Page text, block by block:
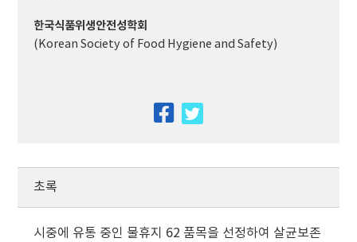
한국식품위생안전성학회
(Korean Society of Food Hygiene and Safety)
facebook
초록
시중에 유통 중인 물휴지 62 품목을 선정하여 살균보존